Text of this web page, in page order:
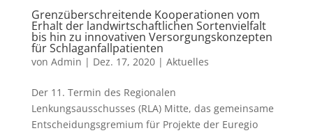
Grenzüberschreitende Kooperationen vom
Erhalt der landwirtschaftlichen Sortenvielfalt
bis hin zu innovativen Versorgungskonzepten
für Schlaganfallpatienten
von Admin | Dez. 17, 2020| Aktuelles
Der 11. Termin des Regionalen
Lenkungsausschusses (RLA) Mitte, das gemeinsame
Entscheidungsgremium für Projekte der Euregio